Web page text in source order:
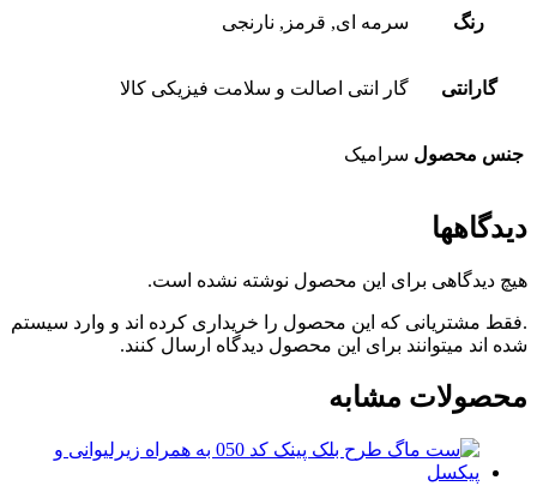
رنگ سرمه ای, قرمز, نارنجی
گارانتی گار انتی اصالت و سلامت فیزیکی کالا
جنس محصول سرامیک
دیدگاهها
هیچ دیدگاهی برای این محصول نوشته نشده است.
.فقط مشتریانی که این محصول را خریداری کرده اند و وارد سیستم
شده اند میتوانند برای این محصول دیدگاه ارسال کنند.
محصولات مشابه